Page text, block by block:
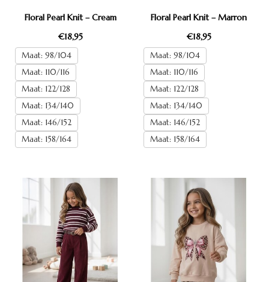
Floral Pearl Knit – Cream
€18,95
Maat: 98/104
Maat: 110/116
Maat: 122/128
Maat: 134/140
Maat: 146/152
Maat: 158/164
Floral Pearl Knit – Marron
€18,95
Maat: 98/104
Maat: 110/116
Maat: 122/128
Maat: 134/140
Maat: 146/152
Maat: 158/164